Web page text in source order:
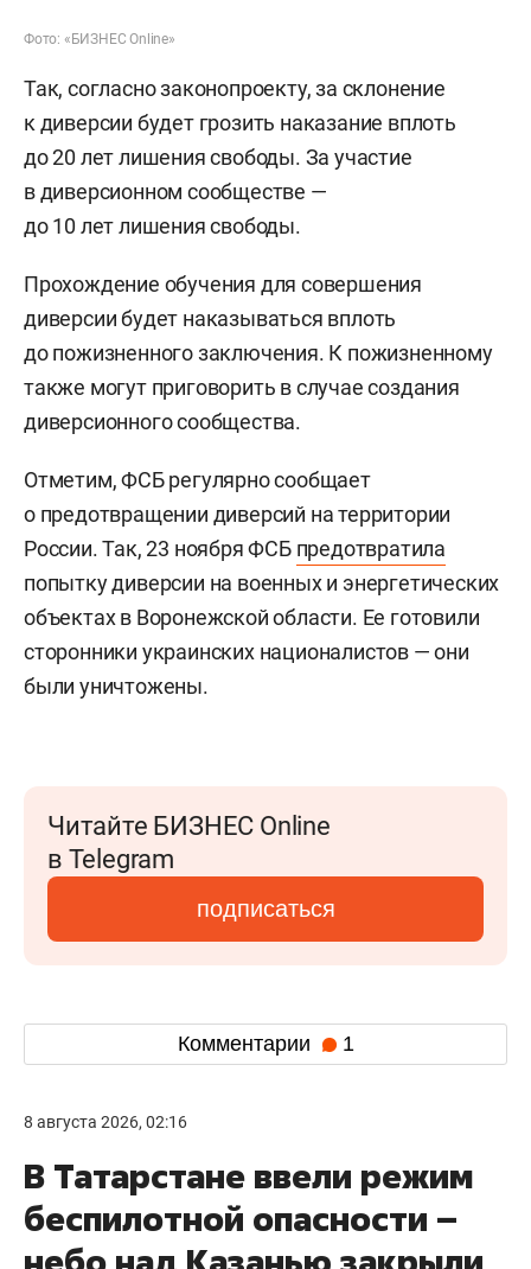
Фото: «БИЗНЕС Online»
Так, согласно законопроекту, за склонение
к диверсии будет грозить наказание вплоть
до 20 лет лишения свободы. За участие
в диверсионном сообществе —
до 10 лет лишения свободы.
Прохождение обучения для совершения
диверсии будет наказываться вплоть
до пожизненного заключения. К пожизненному
также могут приговорить в случае создания
диверсионного сообщества.
Отметим, ФСБ регулярно сообщает
о предотвращении диверсий на территории
России. Так, 23 ноября ФСБ предотвратила
попытку диверсии на военных и энергетических
объектах в Воронежской области. Ее готовили
сторонники украинских националистов — они
были уничтожены.
Читайте БИЗНЕС Online
в Telegram
подписаться
Комментарии 1
8 августа 2026, 02:16
В Татарстане ввели режим
беспилотной опасности –